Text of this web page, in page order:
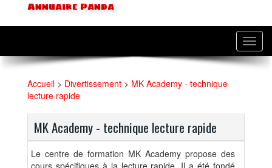
Annuaire Panda
Accueil > Divertissement > MK Academy - technique
lecture rapide
MK Academy - technique lecture rapide
Le centre de formation MK Academy propose des